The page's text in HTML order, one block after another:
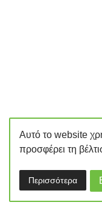
Αυτό το website
προσφέρει τη
Περισσότερα